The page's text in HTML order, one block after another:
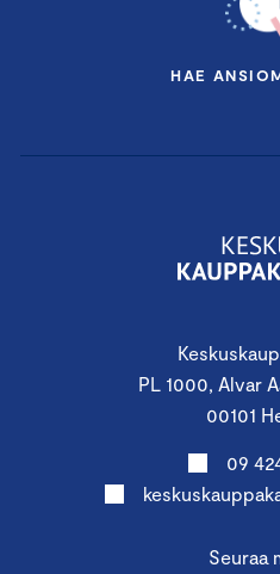
PL 1000, Alvar
00101
09
Seuraa
HAE